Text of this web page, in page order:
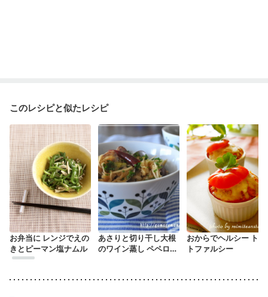
このレシピと似たレシピ
お弁当に レンジでえの
きとピーマン塩ナムル
あさりと切り干し大根
のワイン蒸し ペペロン
おからでヘルシー トマ
トファルシー